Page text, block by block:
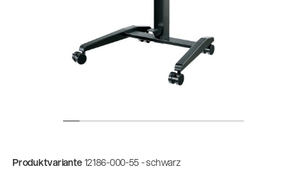
Produktvariante12186-000-55 - schwarz